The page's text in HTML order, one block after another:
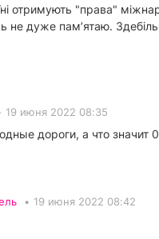
отримують "права"
дуже памʼятаю.
19 июня 2022 08:35
дороги, а что
• 19 июня 2022 08:42